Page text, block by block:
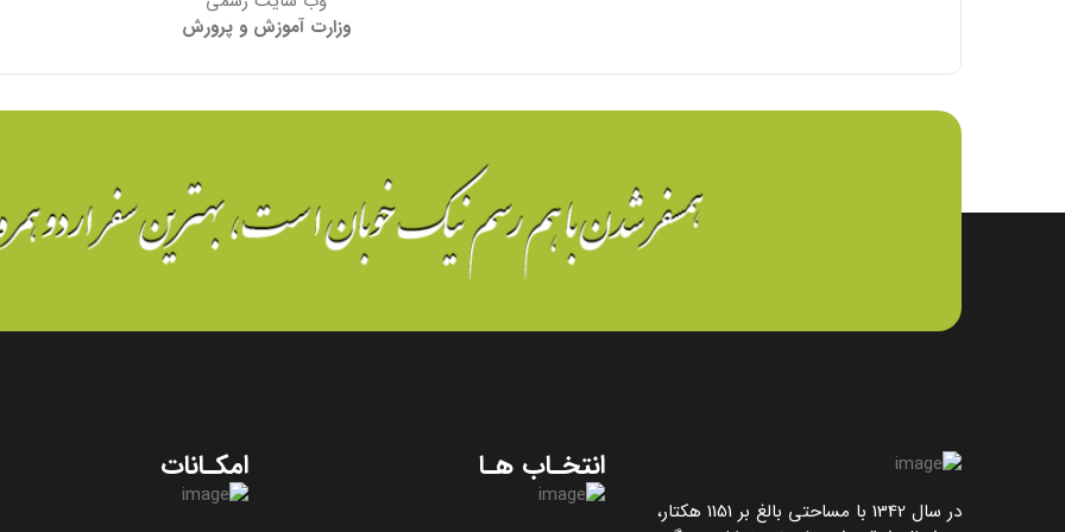
وزارت آموزش و پرورش
در سال 1342 با مساحتی بالغ بر 1151 هکتار،
انتخـاب هـا امکـانات